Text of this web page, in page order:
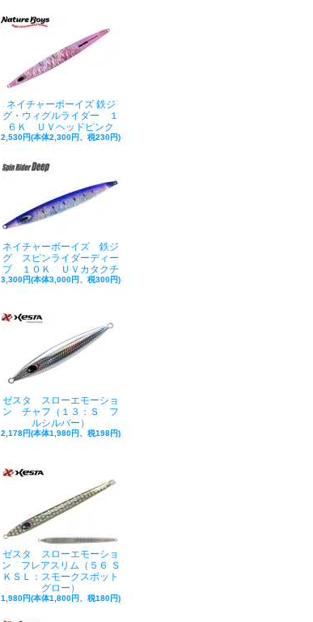
ネイチャーボーイズ 鉄ジ
グ・ウィグルライダー １
６Ｋ ＵＶヘッドピンク
2,530円(本体2,300円、税230円)
ネイチャーボーイズ 鉄ジ
グ スピンライダーディー
プ １０Ｋ ＵＶカタクチ
3,300円(本体3,000円、税300円)
ゼスタ スローエモーショ
ン チャフ（１３：Ｓ フ
ルシルバー）
2,178円(本体1,980円、税198円)
ゼスタ スローエモーショ
ン フレアスリム（５６ Ｓ
ＫＳＬ：スモークスポット
グロー）
1,980円(本体1,800円、税180円)